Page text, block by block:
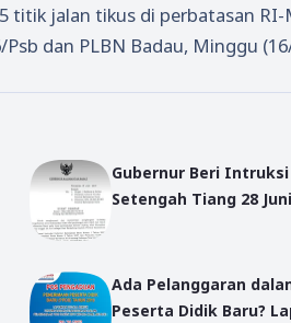
titik jalan tikus di perbatasan RI-
dan PLBN Badau, Minggu
Gubernur Beri
Setengah Tiang 28 Juni
Ada Pelanggaran
Peserta Didik Baru?